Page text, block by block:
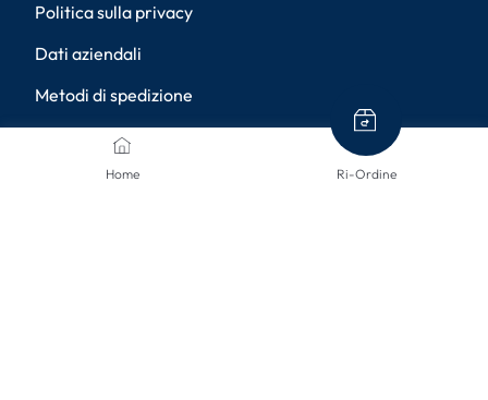
Home Ri-Ordine
Politica sulla privacy
Dati aziendali
Metodi di spedizione
Diritto di recesso